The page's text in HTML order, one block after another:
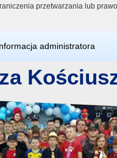
przetwarzania lub prawo
administratora